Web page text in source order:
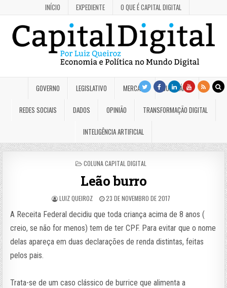
INÍCIO EXPEDIENTE O QUE É CAPITAL DIGITAL
GOVERNO LEGISLATIVO MERCADO JUDICIÁRIO
REDES SOCIAIS DADOS OPINIÃO TRANSFORMAÇÃO DIGITAL
INTELIGÊNCIA ARTIFICIAL
POSTED
COLUNA CAPITAL DIGITAL
Leão burro
LUIZ QUEIROZ 23 DE NOVEMBRO DE 2017
A Receita Federal decidiu que toda criança acima de 8 anos (
creio, se não for menos) tem de ter CPF. Para evitar que o nome
delas apareça em duas declarações de renda distintas, feitas
pelos pais.
Trata-se de um caso clássico de burrice que alimenta a